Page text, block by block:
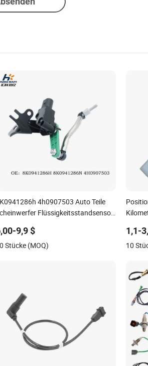
4h0907503 Auto Teile
Flüssigkeitsstandsensor
9,9 $
Stücke (MOQ)
ABS
1,1-
10